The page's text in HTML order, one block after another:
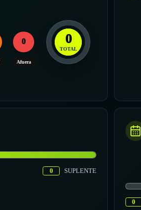
0
Afuera
0
TOTAL
0 SUPLENTE
0